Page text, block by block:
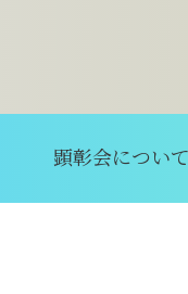
顕彰会につい